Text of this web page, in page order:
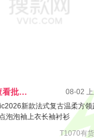
登录查看批发价
08-02
新款法式复古温柔方领
泡泡袖上衣长袖衬衫
T1070有